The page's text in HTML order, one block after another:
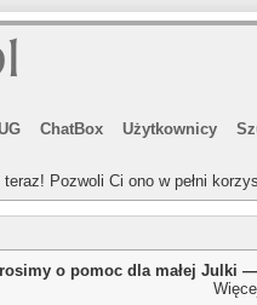
ChatBox Użytkownicy
teraz! Pozwoli Ci ono w pełni
o pomoc dla małej Julki